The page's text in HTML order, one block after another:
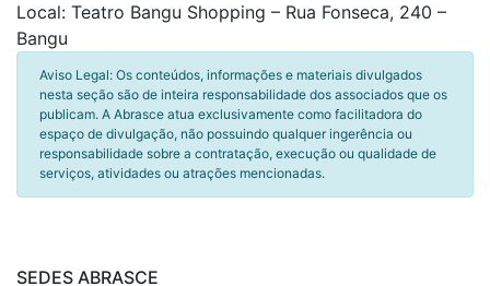
Local: Teatro Bangu Shopping – Rua Fonseca, 240 –
Bangu
Aviso Legal: Os conteúdos, informações e materiais divulgados
nesta seção são de inteira responsabilidade dos associados que os
publicam. A Abrasce atua exclusivamente como facilitadora do
espaço de divulgação, não possuindo qualquer ingerência ou
responsabilidade sobre a contratação, execução ou qualidade de
serviços, atividades ou atrações mencionadas.
SEDES ABRASCE